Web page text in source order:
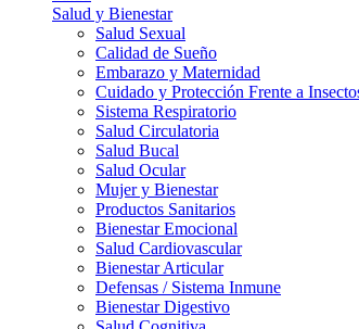
Salud y Bienestar
Salud Sexual
Calidad de Sueño
Embarazo y Maternidad
Cuidado y Protección Frente a
Sistema Respiratorio
Salud Circulatoria
Salud Bucal
Salud Ocular
Mujer y Bienestar
Productos Sanitarios
Bienestar Emocional
Salud Cardiovascular
Bienestar Articular
Defensas / Sistema Inmune
Bienestar Digestivo